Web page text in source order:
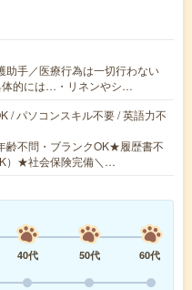
助手／医療行為は一切行わない
的には…・リネンやシ…
/ パソコンスキル不要 / 英語力不
齢不問・ブランクOK★履歴書不
）★社会保険完備＼…
40代 50代
60代